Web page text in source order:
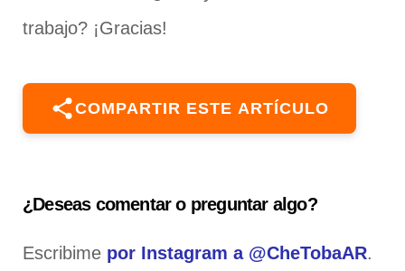
trabajo? ¡Gracias!
COMPARTIR ESTE ARTÍCULO
¿Deseas comentar o preguntar algo?
Escribime por Instagram a @CheTobaAR.